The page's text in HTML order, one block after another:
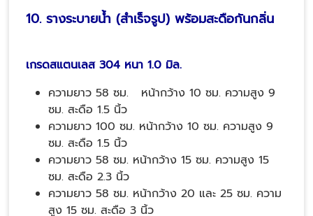
10. รางระบายน้ำ (สำเร็จรูป) พร้อมสะดือกันกลิ่น
เกรดสแตนเลส 304 หนา 1.0 มิล.
ความยาว 58 ซม. หน้ากว้าง 10 ซม. ความสูง 9
ซม. สะดือ 1.5 นิ้ว
ความยาว 100 ซม. หน้ากว้าง 10 ซม. ความสูง 9
ซม. สะดือ 1.5 นิ้ว
ความยาว 58 ซม. หน้ากว้าง 15 ซม. ความสูง 15
ซม. สะดือ 2.3 นิ้ว
ความยาว 58 ซม. หน้ากว้าง 20 และ 25 ซม. ความ
สูง 15 ซม. สะดือ 3 นิ้ว